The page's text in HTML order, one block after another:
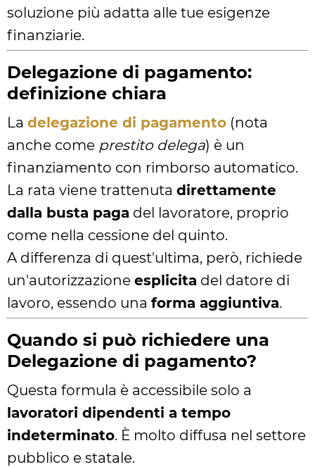
soluzione più adatta alle tue esigenze
finanziarie.
Delegazione di pagamento:
definizione chiara
La delegazione di pagamento (nota
anche come prestito delega) è un
finanziamento con rimborso automatico.
La rata viene trattenuta direttamente
dalla busta paga del lavoratore, proprio
come nella cessione del quinto.
A differenza di quest'ultima, però, richiede
un'autorizzazione esplicita del datore di
lavoro, essendo una forma aggiuntiva.
Quando si può richiedere una
Delegazione di pagamento?
Questa formula è accessibile solo a
lavoratori dipendenti a tempo
indeterminato. È molto diffusa nel settore
pubblico e statale.